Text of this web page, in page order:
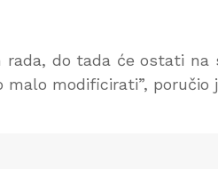
rada, do tada će ostati na
modificirati”, poručio